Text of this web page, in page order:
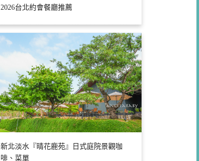
2026台北約會餐廳推薦
新北淡水『晴花鹿苑』日式庭院景觀咖
啡、菜單